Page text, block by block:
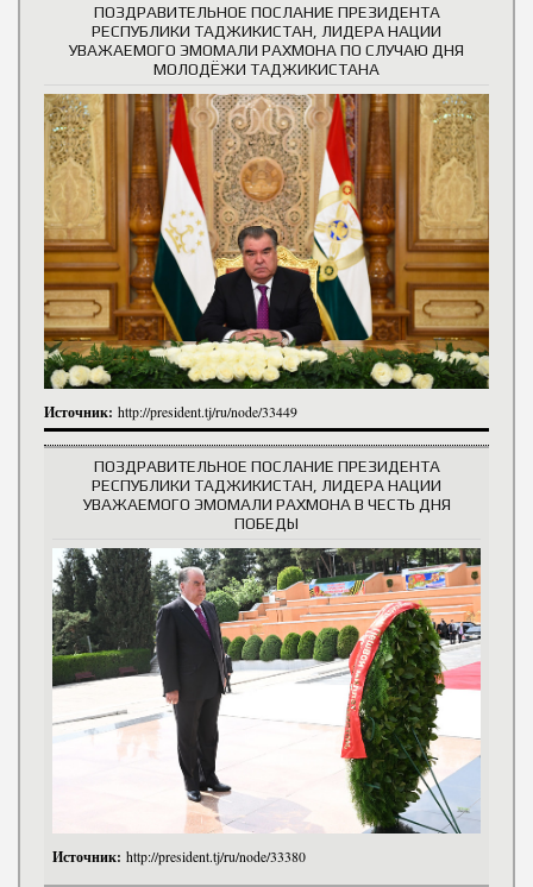
ПОЗДРАВИТЕЛЬНОЕ ПОСЛАНИЕ ПРЕЗИДЕНТА
РЕСПУБЛИКИ ТАДЖИКИСТАН, ЛИДЕРА НАЦИИ
УВАЖАЕМОГО ЭМОМАЛИ РАХМОНА ПО СЛУЧАЮ ДНЯ
МОЛОДЁЖИ ТАДЖИКИСТАНА
Источник: http://president.tj/ru/node/33449
ПОЗДРАВИТЕЛЬНОЕ ПОСЛАНИЕ ПРЕЗИДЕНТА
РЕСПУБЛИКИ ТАДЖИКИСТАН, ЛИДЕРА НАЦИИ
УВАЖАЕМОГО ЭМОМАЛИ РАХМОНА В ЧЕСТЬ ДНЯ
ПОБЕДЫ
Источник: http://president.tj/ru/node/33380